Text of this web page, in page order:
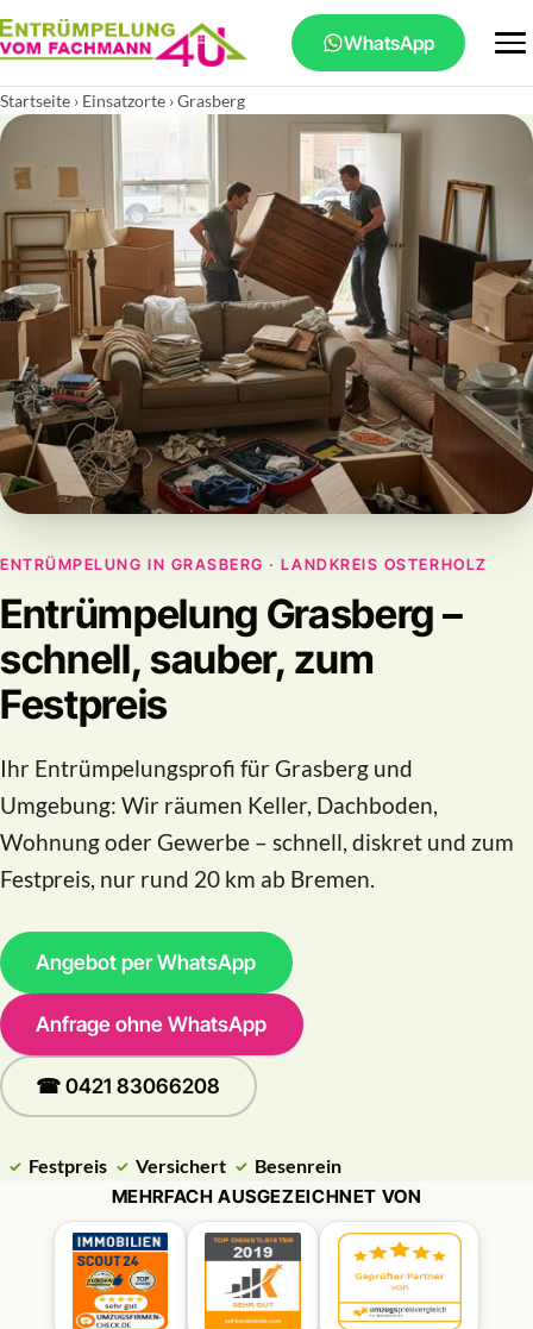
WhatsApp
Startseite › Einsatzorte › Grasberg
ENTRÜMPELUNG IN GRASBERG · LANDKREIS OSTERHOLZ
Entrümpelung Grasberg –
schnell, sauber, zum
Festpreis
Ihr Entrümpelungsprofi für Grasberg und
Umgebung: Wir räumen Keller, Dachboden,
Wohnung oder Gewerbe – schnell, diskret und zum
Festpreis, nur rund 20 km ab Bremen.
Angebot per WhatsApp
Anfrage ohne WhatsApp
☎ 0421 83066208
Festpreis Versichert Besenrein
MEHRFACH AUSGEZEICHNET VON